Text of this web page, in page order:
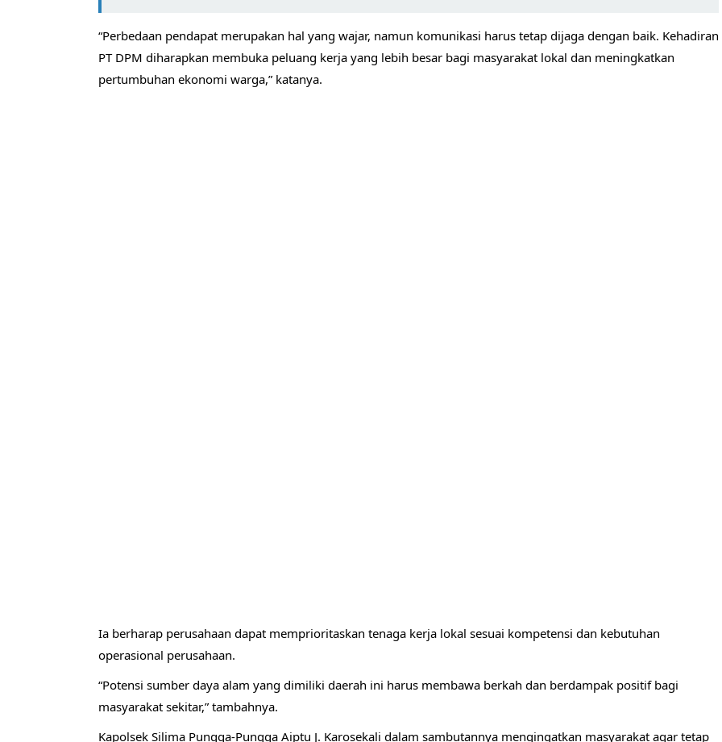
“Perbedaan pendapat merupakan hal yang wajar, namun komunikasi harus tetap dijaga dengan baik. Kehadiran
PT DPM diharapkan membuka peluang kerja yang lebih besar bagi masyarakat lokal dan meningkatkan
pertumbuhan ekonomi warga,” katanya.
Ia berharap perusahaan dapat memprioritaskan tenaga kerja lokal sesuai kompetensi dan kebutuhan
operasional perusahaan.
“Potensi sumber daya alam yang dimiliki daerah ini harus membawa berkah dan berdampak positif bagi
masyarakat sekitar,” tambahnya.
Kapolsek Silima Pungga-Pungga Aiptu J. Karosekali dalam sambutannya mengingatkan masyarakat agar tetap